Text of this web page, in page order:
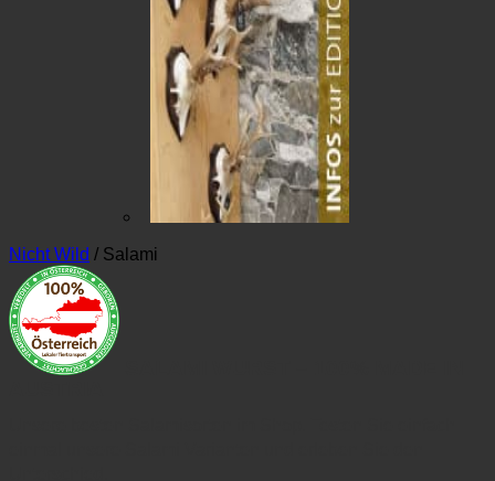
Nicht Wild / Salami